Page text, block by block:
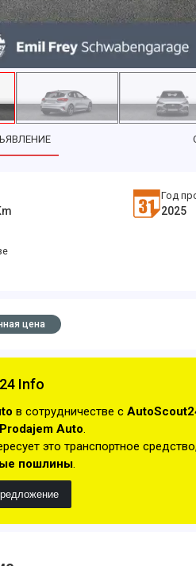
Год
2025
цена
Info
в сотрудничестве с
Prodajem Auto.
это транспортное средство,
пошлины.